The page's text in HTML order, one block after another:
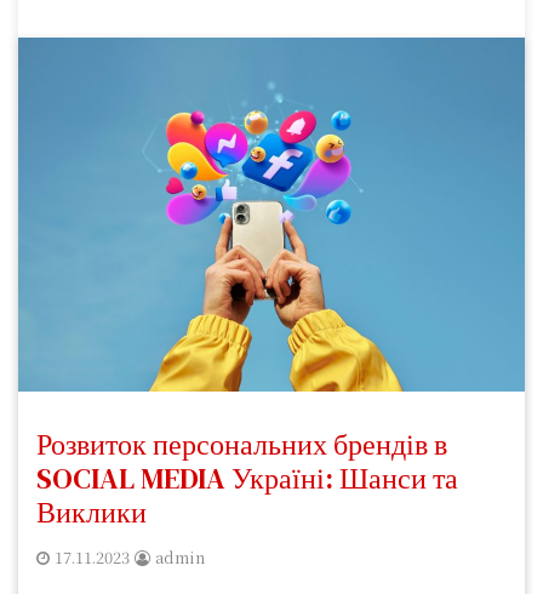
Розвиток персональних брендів в
SOCIAL MEDIA Україні: Шанси та
Виклики
17.11.2023 admin